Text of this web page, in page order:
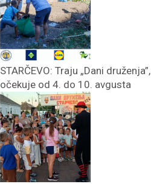
STARČEVO: Traju „Dani
očekuje od 4. do 10. avgusta